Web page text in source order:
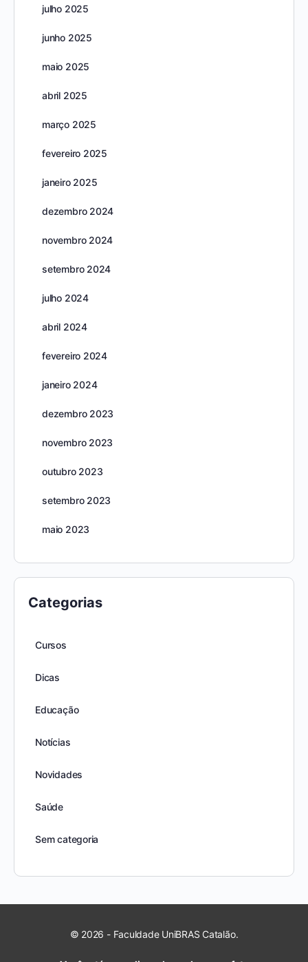
julho 2025
junho 2025
maio 2025
abril 2025
março 2025
fevereiro 2025
janeiro 2025
dezembro 2024
novembro 2024
setembro 2024
julho 2024
abril 2024
fevereiro 2024
janeiro 2024
dezembro 2023
novembro 2023
outubro 2023
setembro 2023
maio 2023
Categorias
Cursos
Dicas
Educação
Notícias
Novidades
Saúde
Sem categoria
© 2026 - Faculdade UniBRAS Catalão.